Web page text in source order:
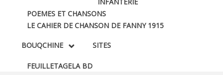
POEMES ET CHANSONS
LE CAHIER DE CHANSON DE FANNY 1915
BOUQCHINE
FEUILLETAGELA BD
SITES